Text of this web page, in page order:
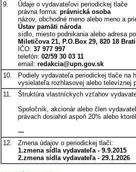
9.
Údaje o vydavateľovi periodickej tlače
právna forma: právnická osoba
názov, obchodné meno alebo meno a
Ústav pamäti národa
sídlo, miesto podnikania alebo adresa
Miletičova 21, P.O.Box 29, 820 18
IČO: 37 977 997
telefón: 02/59 30 03 11
email: redakcia@upn.gov.sk
10.
Podiely vydavateľa periodickej tlače na
vysielateľa rozhlasovej alebo televíznej
11.
Štruktúra vlastníckych vzťahov
Spoločník, akcionár alebo člen
právach dosiahol aspoň 20% alebo
---
12.
Zmena údajov o periodickej tlači:
1.zmena sídla vydavateľa - 9.9.2015
2.zmena sídla vydavateľa - 29.1.2026